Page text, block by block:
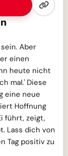
Aber
einen
heute nicht
mal.' Diese
eine neue
Hoffnung
führt, zeigt,
Lass dich von
Tag positiv zu